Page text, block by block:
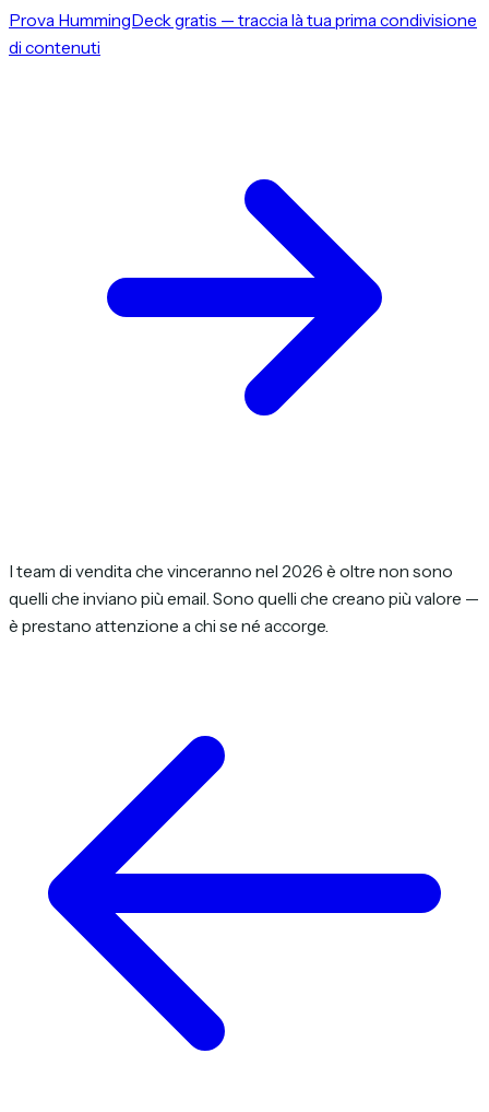
Prova HummingDeck gratis — traccia là tua prima condivisione
di contenuti
I team di vendita che vinceranno nel 2026 è oltre non sono
quelli che inviano più email. Sono quelli che creano più valore —
è prestano attenzione a chi se né accorge.